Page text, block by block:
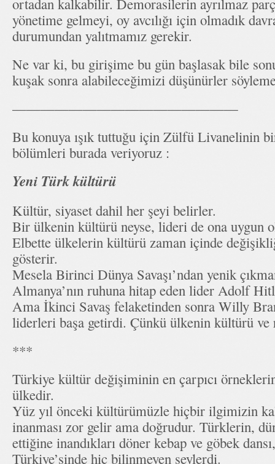
ortadan kalkabilir. Demorasilerin ayrılmaz
yönetime gelmeyi, oy avcılığı için olmadık
durumundan yalıtmamız gerekir.
Ne var ki, bu girişime bu gün başlasak bile
kuşak sonra alabileceğimizi düşünürler
————————————————
Bu konuya ışık tuttuğu için Zülfü Livanelinin
bölümleri burada veriyoruz :
Yeni Türk kültürü
Kültür, siyaset dahil her şeyi belirler.
Bir ülkenin kültürü neyse, lideri de ona uygun
Elbette ülkelerin kültürü zaman içinde
gösterir.
Mesela Birinci Dünya Savaşı’ndan yenik
Almanya’nın ruhuna hitap eden lider Adolf
Ama İkinci Savaş felaketinden sonra Willy
liderleri başa getirdi. Çünkü ülkenin kültürü ve
***
Türkiye kültür değişiminin en çarpıcı
ülkedir.
Yüz yıl önceki kültürümüzle hiçbir ilgimizin
inanması zor gelir ama doğrudur. Türklerin,
ettiğine inandıkları döner kebap ve göbek
Türkiye’sinde hiç bilinmeyen şeylerdi.